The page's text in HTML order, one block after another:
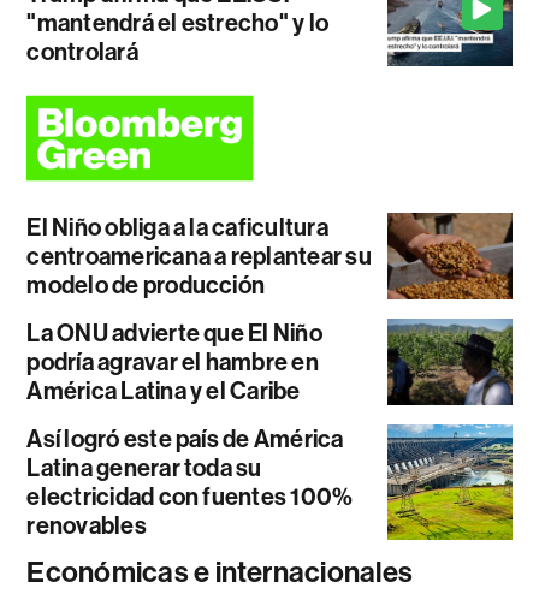
"mantendrá el estrecho" y lo
controlará
El Niño obliga a la caficultura
centroamericana a replantear su
modelo de producción
La ONU advierte que El Niño
podría agravar el hambre en
América Latina y el Caribe
Así logró este país de América
Latina generar toda su
electricidad con fuentes 100%
renovables
Económicas e internacionales